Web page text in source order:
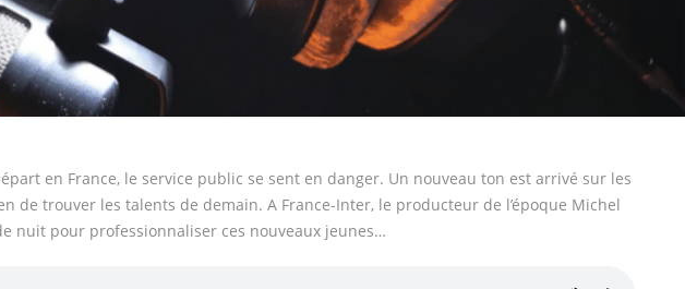
en France, le service public se sent en danger. Un nouveau ton est arrivé sur les
de trouver les talents de demain. A France-Inter, le producteur de l’époque Michel
nuit pour professionnaliser ces nouveaux jeunes…